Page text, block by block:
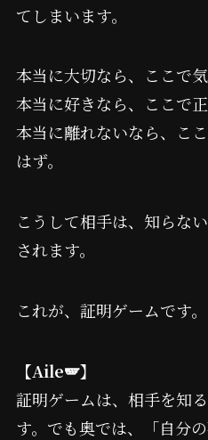
てしまいます。
本当に大切なら、ここで気
本当に好きなら、ここで正
本当に離れないなら、こ
はず。
こうして相手は、知らな
されます。
これが、証明ゲームです。
【Aile🪽】
証明ゲームは、相手を知
す。でも奥では、「自分